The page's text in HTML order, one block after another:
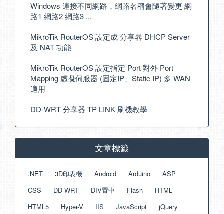
Windows 連接不同網路，網路名稱會隨著變更 網
路1 網路2 網路3 ...
MikroTik RouterOS 設定成 分享器 DHCP Server
及 NAT 功能
MikroTik RouterOS 設定指定 Port 對外 Port
Mapping 虛擬伺服器 (固定IP、Static IP) 多 WAN
適用
DD-WRT 分享器 TP-LINK 刷機教學
文章標籤
.NET 3D印表機 Android Arduino
ASP
CSS
DD-WRT DIV置中 Flash
HTML
HTML5
Hyper-V IIS JavaScript
jQuery